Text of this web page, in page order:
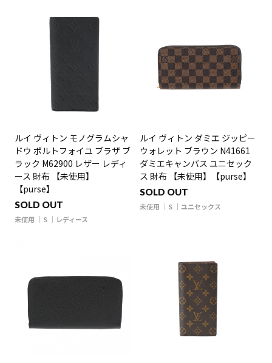
ルイ ヴィトン モノグラムシャ
ドウ ポルトフォイユ ブラザ ブ
ラック M62900 レザー レディ
ース 財布 【未使用】
【purse】
SOLD OUT
未使用 S レディース
ルイ ヴィトン ダミエ ジッピー
ウォレット ブラウン N41661
ダミエキャンバス ユニセック
ス 財布 【未使用】【purse】
SOLD OUT
未使用 S ユニセックス